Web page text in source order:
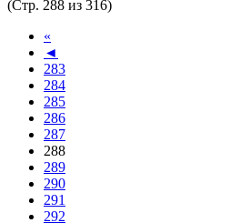
(Стр. 288 из 316)
«
◄
283
284
285
286
287
288
289
290
291
292